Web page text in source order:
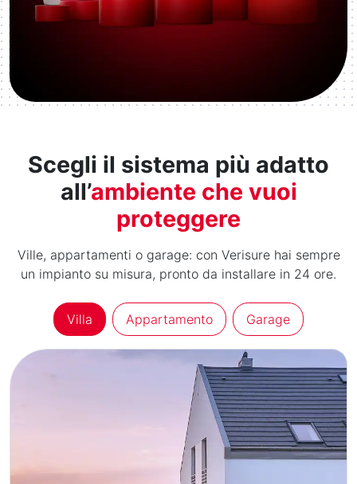
Scegli il sistema più adatto
all’ambiente che vuoi
proteggere
Ville, appartamenti o garage: con Verisure hai sempre
un impianto su misura, pronto da installare in 24 ore.
Villa Appartamento Garage